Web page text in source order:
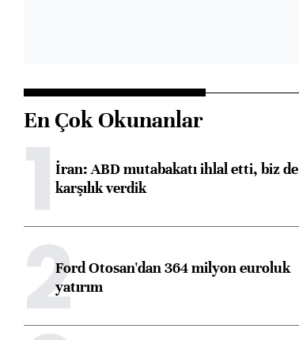
En Çok Okunanlar
1İran: ABD mutabakatı ihlal etti, biz de
karşılık verdik
2Ford Otosan'dan 364 milyon euroluk
yatırım